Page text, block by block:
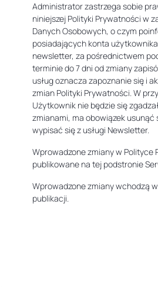
Administrator zastrzega sobie
niniejszej Polityki Prywatności w
Danych Osobowych, o czym
posiadających konta
newsletter, za pośrednictwem
terminie do 7 dni od zmiany
usług oznacza zapoznanie się i
zmian Polityki Prywatności. W
Użytkownik nie będzie się
zmianami, ma obowiązek usunąć
wypisać się z usługi Newsletter.
Wprowadzone zmiany w Polityce
publikowane na tej podstronie
Wprowadzone zmiany wchodzą
publikacji.